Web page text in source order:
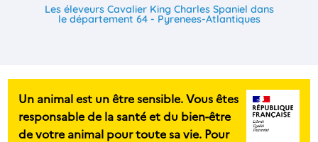
Les éleveurs Cavalier King Charles Spaniel dans
le département 64 - Pyrenees-Atlantiques
Un animal est un être sensible. Vous êtes
responsable de la santé et du bien-être
de votre animal pour toute sa vie. Pour